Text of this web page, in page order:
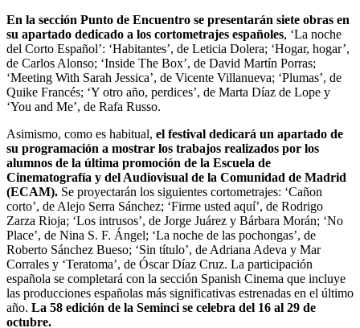
En la sección Punto de Encuentro se presentarán siete obras en
su apartado dedicado a los cortometrajes españoles, ‘La noche
del Corto Español’: ‘Habitantes’, de Leticia Dolera; ‘Hogar, hogar’,
de Carlos Alonso; ‘Inside The Box’, de David Martín Porras;
‘Meeting With Sarah Jessica’, de Vicente Villanueva; ‘Plumas’, de
Quike Francés; ‘Y otro año, perdices’, de Marta Díaz de Lope y
‘You and Me’, de Rafa Russo.
Asimismo, como es habitual, el festival dedicará un apartado de
su programación a mostrar los trabajos realizados por los
alumnos de la última promoción de la Escuela de
Cinematografía y del Audiovisual de la Comunidad de Madrid
(ECAM). Se proyectarán los siguientes cortometrajes: ‘Cañon
corto’, de Alejo Serra Sánchez; ‘Firme usted aquí’, de Rodrigo
Zarza Rioja; ‘Los intrusos’, de Jorge Juárez y Bárbara Morán; ‘No
Place’, de Nina S. F. Ángel; ‘La noche de las pochongas’, de
Roberto Sánchez Bueso; ‘Sin título’, de Adriana Adeva y Mar
Corrales y ‘Teratoma’, de Óscar Díaz Cruz. La participación
española se completará con la sección Spanish Cinema que incluye
las producciones españolas más significativas estrenadas en el último
año. La 58 edición de la Seminci se celebra del 16 al 29 de
octubre.